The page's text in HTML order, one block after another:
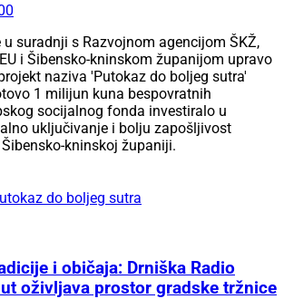
u suradnji s Razvojnom agencijom ŠKŽ,
i Šibensko-kninskom županijom upravo
naziva 'Putokaz do boljeg sutra'
1 milijun kuna bespovratnih
socijalnog fonda investiralo u
uključivanje i bolju zapošljivost
kninskoj županiji.
do boljeg sutra
i običaja: Drniška Radio
oživljava prostor gradske tržnice